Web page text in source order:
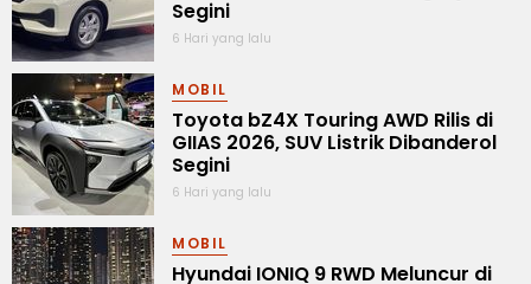
Segini
6 Hari yang lalu
MOBIL
Toyota bZ4X Touring AWD Rilis di
GIIAS 2026, SUV Listrik Dibanderol
Segini
6 Hari yang lalu
MOBIL
Hyundai IONIQ 9 RWD Meluncur di